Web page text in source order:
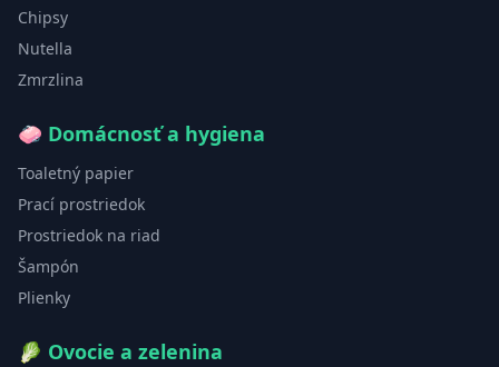
Chipsy
Nutella
Zmrzlina
🧼 Domácnosť a hygiena
Toaletný papier
Prací prostriedok
Prostriedok na riad
Šampón
Plienky
🥬 Ovocie a zelenina